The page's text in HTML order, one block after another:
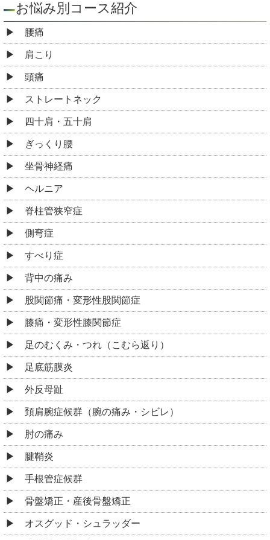
お悩み別コース紹介
腰痛
肩こり
頭痛
ストレートネック
四十肩・五十肩
ぎっくり腰
坐骨神経痛
ヘルニア
脊柱管狭窄症
側弯症
すべり症
背中の痛み
股関節痛・変形性股関節症
膝痛・変形性膝関節症
足のむくみ・つれ（こむら返り）
足底筋膜炎
外反母趾
頚肩腕症候群（腕の痛み・シビレ）
肘の痛み
腱鞘炎
手根管症候群
骨盤矯正・産後骨盤矯正
オスグッド・シュラッダー